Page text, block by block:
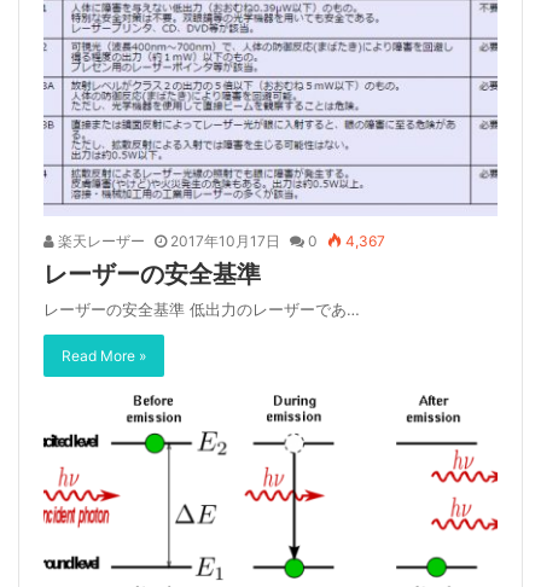
楽天レーザー 2017年10月17日 0 4,367
レーザーの安全基準
レーザーの安全基準 低出力のレーザーであ…
Read More »